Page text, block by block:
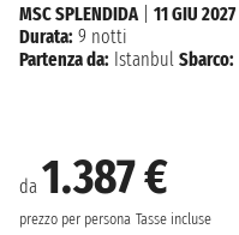
da 1.387 €
prezzo per persona Tasse incluse
MSC SPLENDIDA| 11 GIU 2027
Durata: 9 notti
Partenza da: Istanbul Sbarco: